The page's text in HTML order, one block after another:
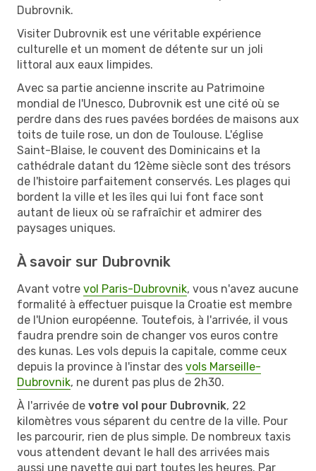
Dubrovnik.
Visiter Dubrovnik est une véritable expérience
culturelle et un moment de détente sur un joli
littoral aux eaux limpides.
Avec sa partie ancienne inscrite au Patrimoine
mondial de l'Unesco, Dubrovnik est une cité où se
perdre dans des rues pavées bordées de maisons aux
toits de tuile rose, un don de Toulouse. L'église
Saint-Blaise, le couvent des Dominicains et la
cathédrale datant du 12ème siècle sont des trésors
de l'histoire parfaitement conservés. Les plages qui
bordent la ville et les îles qui lui font face sont
autant de lieux où se rafraîchir et admirer des
paysages uniques.
À savoir sur Dubrovnik
Avant votre vol Paris-Dubrovnik, vous n'avez aucune
formalité à effectuer puisque la Croatie est membre
de l'Union européenne. Toutefois, à l'arrivée, il vous
faudra prendre soin de changer vos euros contre
des kunas. Les vols depuis la capitale, comme ceux
depuis la province à l'instar des vols Marseille-
Dubrovnik, ne durent pas plus de 2h30.
À l'arrivée de votre vol pour Dubrovnik, 22
kilomètres vous séparent du centre de la ville. Pour
les parcourir, rien de plus simple. De nombreux taxis
vous attendent devant le hall des arrivées mais
aussi une navette qui part toutes les heures. Par